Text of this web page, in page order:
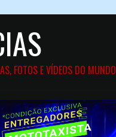
FOTOS E VÍDEOS DO MUNDO